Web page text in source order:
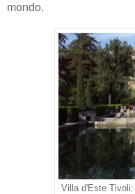
mondo.
Villa d'Este